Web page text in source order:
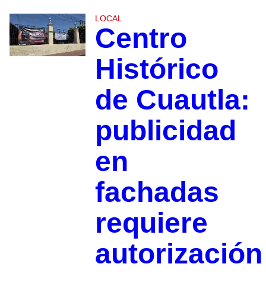
LOCAL
Centro
Histórico
de Cuautla:
publicidad
en
fachadas
requiere
autorización